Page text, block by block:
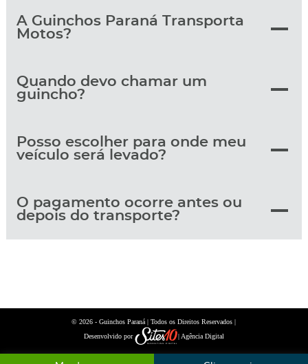
A Guinchos Paraná Transporta
Motos?
Quando devo chamar um
guincho?
Posso escolher para onde meu
veículo será levado?
O pagamento ocorre antes ou
depois do transporte?
© 2026 -Guinchos Paraná | Todos os Direitos Reservados |
Desenvolvido por
| Agência Digital